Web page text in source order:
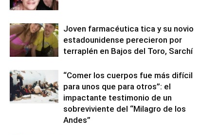
Joven farmacéutica tica y su novio
estadounidense perecieron por
terraplén en Bajos del Toro, Sarchí
“Comer los cuerpos fue más difícil
para unos que para otros”: el
impactante testimonio de un
sobreviviente del “Milagro de los
Andes”